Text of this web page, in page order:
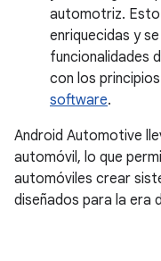
automotriz.
enriquecidas y
funcionalidades
con los
software.
Android Automotive
automóvil, lo que
automóviles crear
diseñados para la era